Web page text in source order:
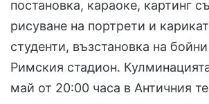
постановка, караоке, картинг
рисуване на портрети и
студенти, възстановка на
Римския стадион.
май от 20:00 часа в Античния